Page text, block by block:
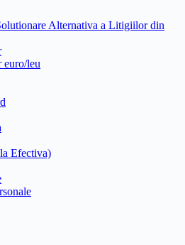
Alternativa a Litigiilor din
euro/leu
Efectiva)